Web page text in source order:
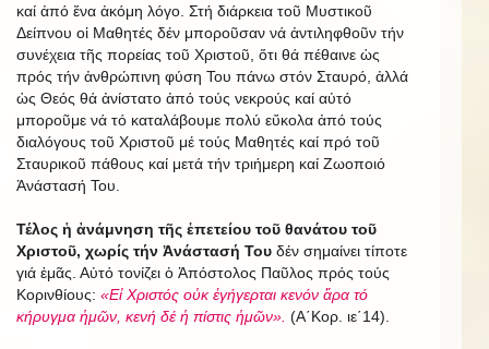
καί ἀπό ἕνα ἀκόμη λόγο. Στή διάρκεια τοῦ Μυστικοῦ
Δείπνου οἱ Μαθητές δέν μποροῦσαν νά ἀντιληφθοῦν τήν
συνέχεια τῆς πορείας τοῦ Χριστοῦ, ὅτι θά πέθαινε ὡς
πρός τήν ἀνθρώπινη φύση Του πάνω στόν Σταυρό, ἀλλά
ὡς Θεός θά ἀνίστατο ἀπό τούς νεκρούς καί αὐτό
μποροῦμε νά τό καταλάβουμε πολύ εὔκολα ἀπό τούς
διαλόγους τοῦ Χριστοῦ μέ τούς Μαθητές καί πρό τοῦ
Σταυρικοῦ πάθους καί μετά τήν τριήμερη καί Ζωοποιό
Ἀνάστασή Του.
Τέλος ἡ ἀνάμνηση τῆς ἐπετείου τοῦ θανάτου τοῦ
Χριστοῦ, χωρίς τήν Ἀνάστασή Του δέν σημαίνει τίποτε
γιά ἐμᾶς. Αὐτό τονίζει ὁ Ἀπόστολος Παῦλος πρός τούς
Κορινθίους: «Εἰ Χριστός οὐκ ἐγήγερται κενόν ἄρα τό
κήρυγμα ἡμῶν, κενή δέ ἡ πίστις ἡμῶν». (Α΄Κορ. ιε΄14).